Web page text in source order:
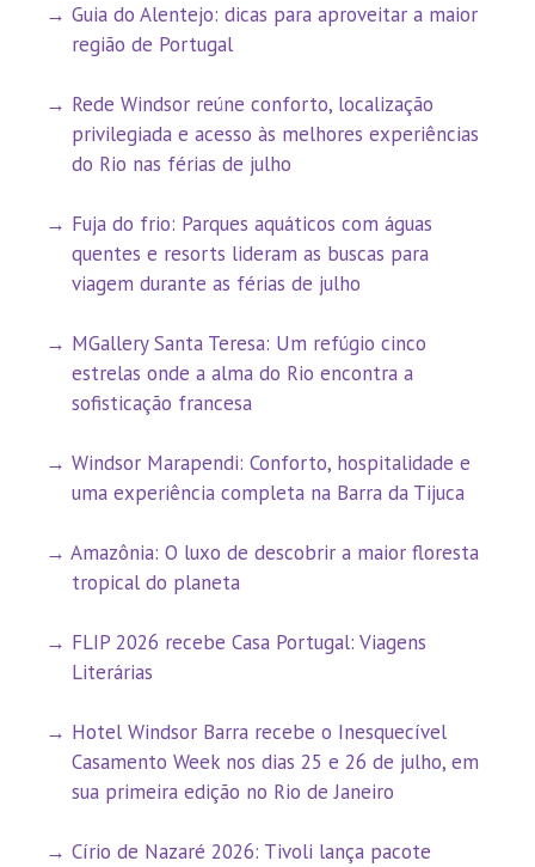
Guia do Alentejo: dicas para aproveitar a maior
região de Portugal
Rede Windsor reúne conforto, localização
privilegiada e acesso às melhores experiências
do Rio nas férias de julho
Fuja do frio: Parques aquáticos com águas
quentes e resorts lideram as buscas para
viagem durante as férias de julho
MGallery Santa Teresa: Um refúgio cinco
estrelas onde a alma do Rio encontra a
sofisticação francesa
Windsor Marapendi: Conforto, hospitalidade e
uma experiência completa na Barra da Tijuca
Amazônia: O luxo de descobrir a maior floresta
tropical do planeta
FLIP 2026 recebe Casa Portugal: Viagens
Literárias
Hotel Windsor Barra recebe o Inesquecível
Casamento Week nos dias 25 e 26 de julho, em
sua primeira edição no Rio de Janeiro
Círio de Nazaré 2026: Tivoli lança pacote